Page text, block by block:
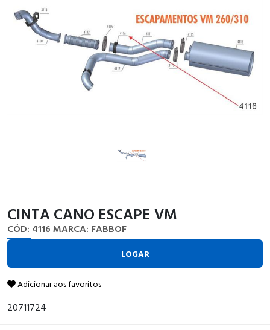
CINTA CANO ESCAPE VM
CÓD: 4116 MARCA: FABBOF
LOGAR
Adicionar aos favoritos
20711724